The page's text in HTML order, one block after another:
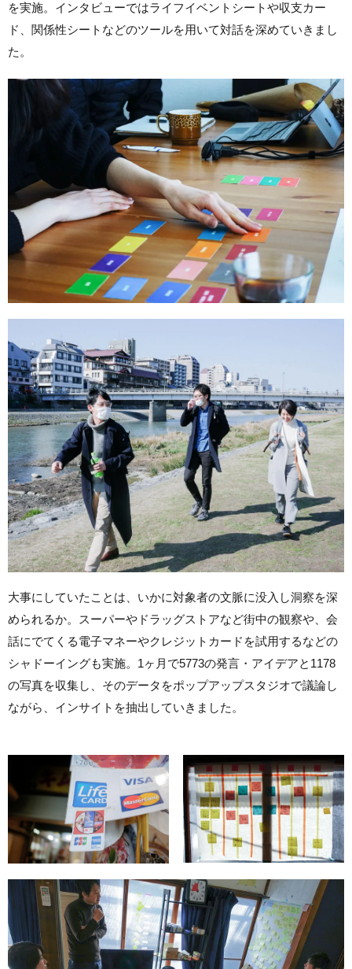
を実施。インタビューではライフイベントシートや収支カー
ド、関係性シートなどのツールを用いて対話を深めていきまし
た。
大事にしていたことは、いかに対象者の文脈に没入し洞察を深
められるか。スーパーやドラッグストアなど街中の観察や、会
話にでてくる電子マネーやクレジットカードを試用するなどの
シャドーイングも実施。1ヶ月で5773の発言・アイデアと1178
の写真を収集し、そのデータをポップアップスタジオで議論し
ながら、インサイトを抽出していきました。